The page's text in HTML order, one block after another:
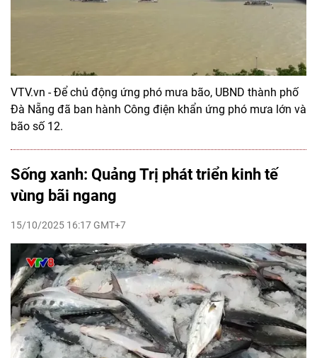
VTV.vn - Để chủ động ứng phó mưa bão, UBND thành phố
Đà Nẵng đã ban hành Công điện khẩn ứng phó mưa lớn và
bão số 12.
Sống xanh: Quảng Trị phát triển kinh tế
vùng bãi ngang
15/10/2025 16:17 GMT+7